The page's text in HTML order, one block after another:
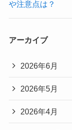
や注意点は？
アーカイブ
2026年6月
2026年5月
2026年4月